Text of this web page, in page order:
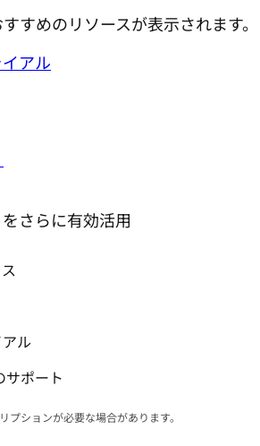
すめのリソースが表示されます。
アル
さらに有効活用
ル
サポート
プションが必要な場合があります。